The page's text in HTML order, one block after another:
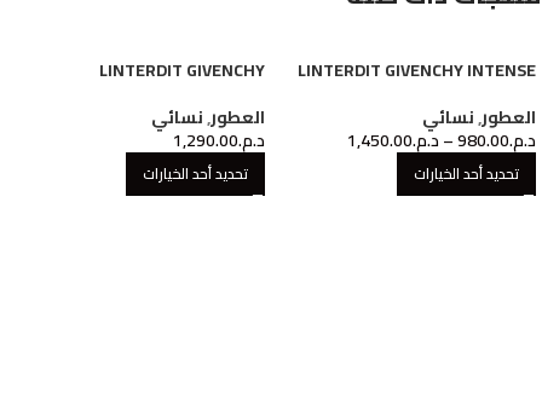
LINTERDIT GIVENCHY INTENSE
العطور,نسائي
د.م.980.00
–د.م.1,450.00
تحديد أحد الخيارات
LINTERDIT GIVENCHY
العطور,نسائي
د.م.1,290.00
تحديد أحد الخيارات